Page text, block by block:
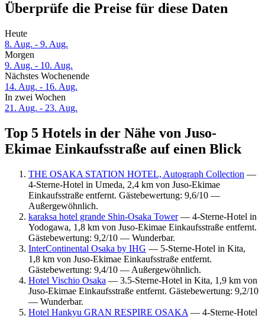
Überprüfe die Preise für diese Daten
Heute
8. Aug. - 9. Aug.
Morgen
9. Aug. - 10. Aug.
Nächstes Wochenende
14. Aug. - 16. Aug.
In zwei Wochen
21. Aug. - 23. Aug.
Top 5 Hotels in der Nähe von Juso-
Ekimae Einkaufsstraße auf einen Blick
THE OSAKA STATION HOTEL, Autograph Collection —
4-Sterne-Hotel in Umeda, 2,4 km von Juso-Ekimae
Einkaufsstraße entfernt. Gästebewertung: 9,6/10 —
Außergewöhnlich.
karaksa hotel grande Shin-Osaka Tower— 4-Sterne-Hotel in
Yodogawa, 1,8 km von Juso-Ekimae Einkaufsstraße entfernt.
Gästebewertung: 9,2/10 — Wunderbar.
InterContinental Osaka by IHG — 5-Sterne-Hotel in Kita,
1,8 km von Juso-Ekimae Einkaufsstraße entfernt.
Gästebewertung: 9,4/10 — Außergewöhnlich.
Hotel Vischio Osaka — 3.5-Sterne-Hotel in Kita, 1,9 km von
Juso-Ekimae Einkaufsstraße entfernt. Gästebewertung: 9,2/10
— Wunderbar.
Hotel Hankyu GRAN RESPIRE OSAKA — 4-Sterne-Hotel